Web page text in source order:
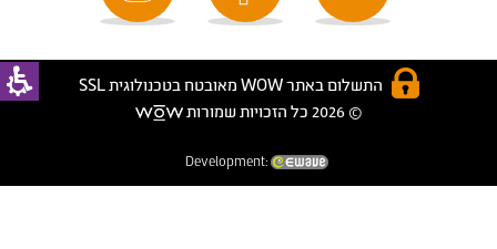
התשלום באתר WOW מאובטח בטכנולוגית SSL
© 2026 כל הזכויות שמורות
Development: